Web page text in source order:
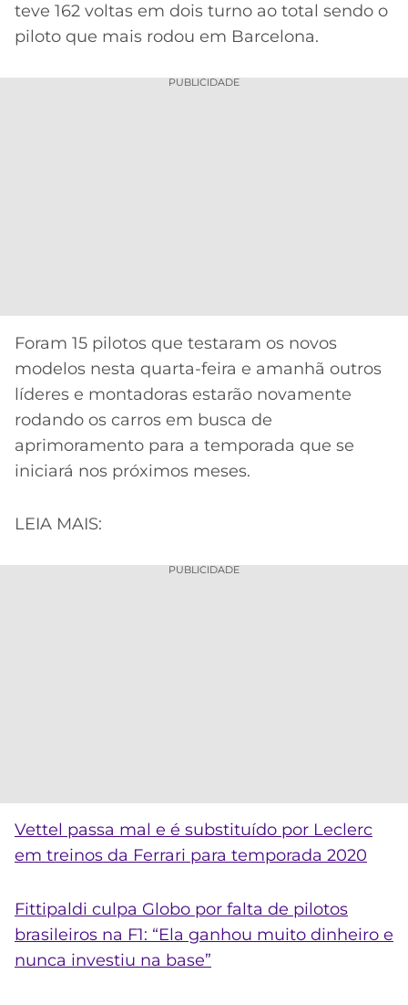
teve 162 voltas em dois turno ao total sendo o
piloto que mais rodou em Barcelona.
PUBLICIDADE
Foram 15 pilotos que testaram os novos
modelos nesta quarta-feira e amanhã outros
líderes e montadoras estarão novamente
rodando os carros em busca de
aprimoramento para a temporada que se
iniciará nos próximos meses.
LEIA MAIS:
PUBLICIDADE
Vettel passa mal e é substituído por Leclerc
em treinos da Ferrari para temporada 2020
Fittipaldi culpa Globo por falta de pilotos
brasileiros na F1: “Ela ganhou muito dinheiro e
nunca investiu na base”